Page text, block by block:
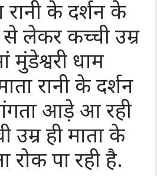
रानी के दर्शन के
से लेकर कच्ची उम्र
मुंडेश्वरी धाम
रानी के दर्शन
आड़े आ रही
उम्र ही माता के
रोक पा रही है.